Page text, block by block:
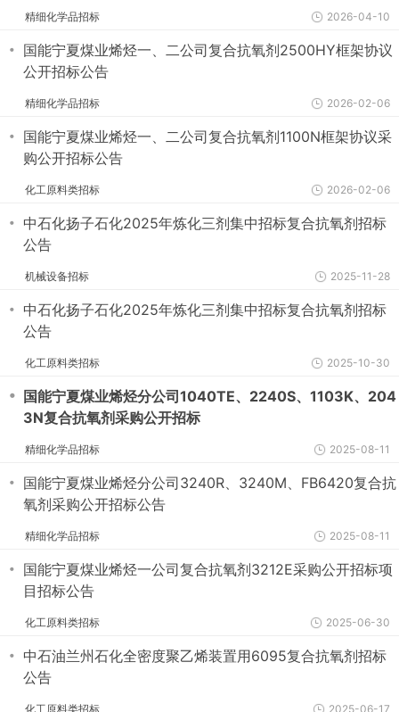
精细化学品招标 2026-04-10
・ 国能宁夏煤业烯烃一、二公司复合抗氧剂2500HY框架协议
公开招标公告
精细化学品招标 2026-02-06
・ 国能宁夏煤业烯烃一、二公司复合抗氧剂1100N框架协议采
购公开招标公告
化工原料类招标 2026-02-06
・ 中石化扬子石化2025年炼化三剂集中招标复合抗氧剂招标
公告
机械设备招标 2025-11-28
・ 中石化扬子石化2025年炼化三剂集中招标复合抗氧剂招标
公告
化工原料类招标 2025-10-30
・ 国能宁夏煤业烯烃分公司1040TE、2240S、1103K、204
3N复合抗氧剂采购公开招标
精细化学品招标 2025-08-11
・ 国能宁夏煤业烯烃分公司3240R、3240M、FB6420复合抗
氧剂采购公开招标公告
精细化学品招标 2025-08-11
・ 国能宁夏煤业烯烃一公司复合抗氧剂3212E采购公开招标项
目招标公告
化工原料类招标 2025-06-30
・ 中石油兰州石化全密度聚乙烯装置用6095复合抗氧剂招标
公告
化工原料类招标 2025-06-17